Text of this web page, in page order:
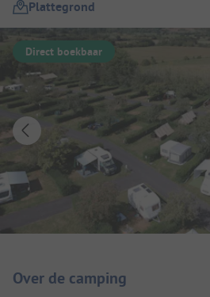
Plattegrond
Direct boekbaar
Over de camping